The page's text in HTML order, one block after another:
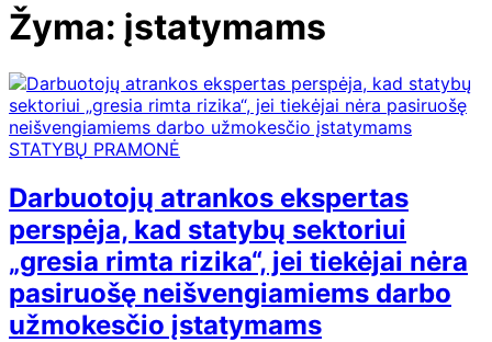
Žyma: įstatymams
STATYBŲ PRAMONĖ
Darbuotojų atrankos ekspertas
perspėja, kad statybų sektoriui
„gresia rimta rizika“, jei tiekėjai nėra
pasiruošę neišvengiamiems darbo
užmokesčio įstatymams